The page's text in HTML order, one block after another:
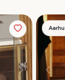
Næste